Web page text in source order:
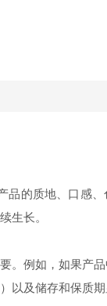
品的质地、口感
生长。
。例如，如果产
以及储存和保质期